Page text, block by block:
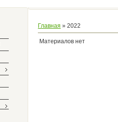
Главная » 2022
Материалов нет